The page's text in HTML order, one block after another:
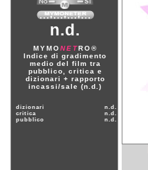
n.d.
MYMONETRO®
Indice di gradimento
medio del film tra
pubblico, critica e
dizionari + rapporto
incassi/sale (n.d.)
dizionari
n.d.
critica
n.d.
pubblico
n.d.